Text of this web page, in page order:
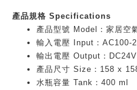
產品規格 Specifications
產品型號 Model：家居空
輸入電壓 Input：AC100-
輸出電壓 Output：
產品尺寸 Size：158 x
水瓶容量 Tank：400 ml